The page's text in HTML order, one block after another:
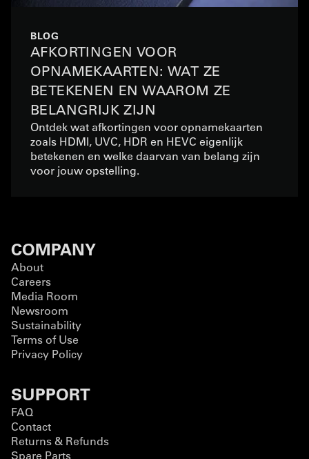
BLOG
AFKORTINGEN VOOR
OPNAMEKAARTEN: WAT ZE
BETEKENEN EN WAAROM ZE
BELANGRIJK ZIJN
Ontdek wat afkortingen voor opnamekaarten
zoals HDMI, UVC, HDR en HEVC eigenlijk
betekenen en welke daarvan van belang zijn
voor jouw opstelling.
COMPANY
About
Careers
Media Room
Newsroom
Sustainability
Terms of Use
Privacy Policy
SUPPORT
FAQ
Contact
Returns & Refunds
Spare Parts